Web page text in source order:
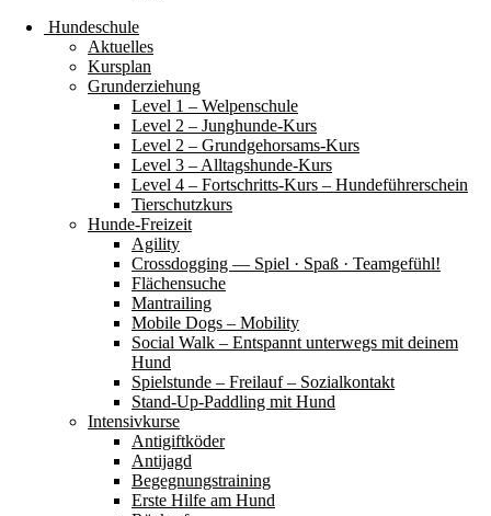
Hundeschule
Aktuelles
Kursplan
Grunderziehung
Level 1 – Welpenschule
Level 2 – Junghunde-Kurs
Level 2 – Grundgehorsams-Kurs
Level 3 – Alltagshunde-Kurs
Level 4 – Fortschritts-Kurs – Hundeführerschein
Tierschutzkurs
Hunde-Freizeit
Agility
Crossdogging — Spiel · Spaß · Teamgefühl!
Flächensuche
Mantrailing
Mobile Dogs – Mobility
Social Walk – Entspannt unterwegs mit deinem
Hund
Spielstunde – Freilauf – Sozialkontakt
Stand-Up-Paddling mit Hund
Intensivkurse
Antigiftköder
Antijagd
Begegnungstraining
Erste Hilfe am Hund